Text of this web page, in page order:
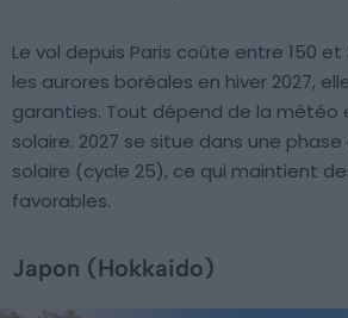
Le vol depuis Paris coûte entre 150
les aurores boréales en hiver 2027,
garanties. Tout dépend de la météo
solaire. 2027 se situe dans une
solaire (cycle 25), ce qui maintient
favorables.
Japon (Hokkaido)